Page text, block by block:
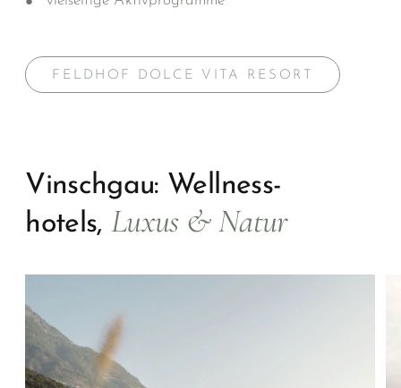
FELDHOF DOLCE VITA RESORT
Vinschgau: Wellness­
hotels,Luxus & Natur